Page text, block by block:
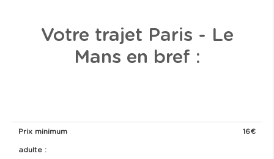
Votre trajet Paris - Le
Mans en bref :
Prix minimum
adulte :
16€